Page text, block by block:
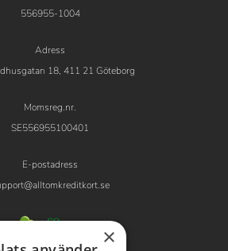
556955-1004
Adress
18, 411 21 Göteborg
Momsreg.nr.
SE556955100401
E-postadress
×